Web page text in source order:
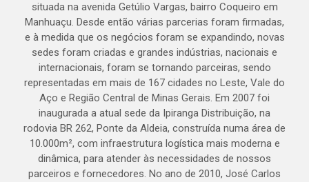
situada na avenida Getúlio Vargas, bairro Coqueiro em
Manhuaçu. Desde então várias parcerias foram firmadas,
e à medida que os negócios foram se expandindo, novas
sedes foram criadas e grandes indústrias, nacionais e
internacionais, foram se tornando parceiras, sendo
representadas em mais de 167 cidades no Leste, Vale do
Aço e Região Central de Minas Gerais. Em 2007 foi
inaugurada a atual sede da Ipiranga Distribuição, na
rodovia BR 262, Ponte da Aldeia, construída numa área de
10.000m², com infraestrutura logística mais moderna e
dinâmica, para atender às necessidades de nossos
parceiros e fornecedores. No ano de 2010, José Carlos